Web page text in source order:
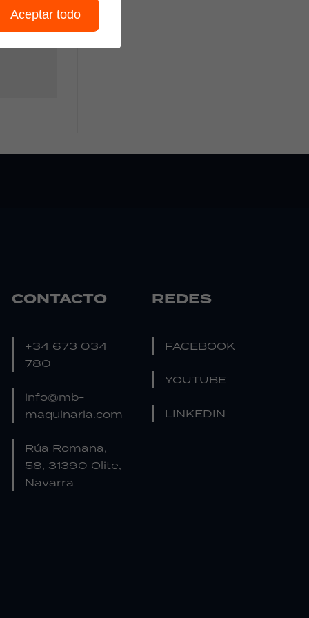
CONTACTO
+34 673 034
780
info@mb-
maquinaria.com
Rúa Romana,
58, 31390 Olite,
Navarra
REDES
FACEBOOK
YOUTUBE
LINKEDIN
Aceptar todo